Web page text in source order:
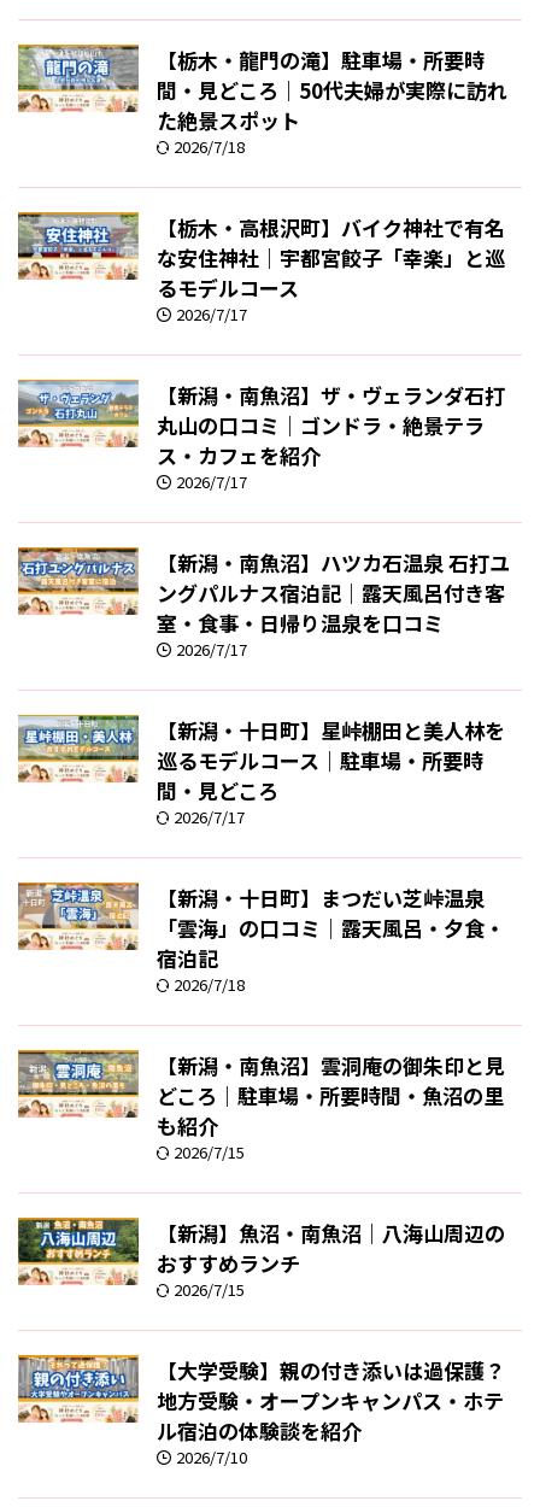
【栃木・龍門の滝】駐車場・所要時
間・見どころ｜50代夫婦が実際に訪れ
た絶景スポット
2026/7/18
【栃木・高根沢町】バイク神社で有名
な安住神社｜宇都宮餃子「幸楽」と巡
るモデルコース
2026/7/17
【新潟・南魚沼】ザ・ヴェランダ石打
丸山の口コミ｜ゴンドラ・絶景テラ
ス・カフェを紹介
2026/7/17
【新潟・南魚沼】ハツカ石温泉 石打ユ
ングパルナス宿泊記｜露天風呂付き客
室・食事・日帰り温泉を口コミ
2026/7/17
【新潟・十日町】星峠棚田と美人林を
巡るモデルコース｜駐車場・所要時
間・見どころ
2026/7/17
【新潟・十日町】まつだい芝峠温泉
「雲海」の口コミ｜露天風呂・夕食・
宿泊記
2026/7/18
【新潟・南魚沼】雲洞庵の御朱印と見
どころ｜駐車場・所要時間・魚沼の里
も紹介
2026/7/15
【新潟】魚沼・南魚沼｜八海山周辺の
おすすめランチ
2026/7/15
【大学受験】親の付き添いは過保護？
地方受験・オープンキャンパス・ホテ
ル宿泊の体験談を紹介
2026/7/10